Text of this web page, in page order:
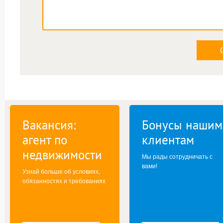
Вакансия:
агент по
недвижимости
Узнай больше об условиях,
обязанностях и требованиях
Бонусы нашим
клиентам
Мы рады сотрудничать с
вами!